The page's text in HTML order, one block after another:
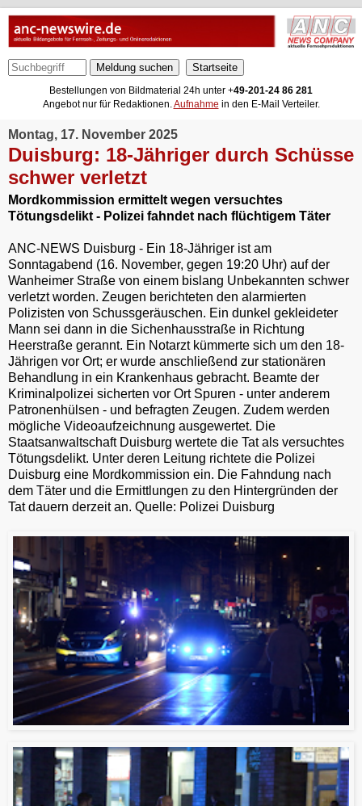
Meldung suchen
Bestellungen von Bildmaterial 24h unter +49-201-24 86 281
Angebot nur für Redaktionen.Aufnahme in den E-Mail Verteiler.
Montag, 17. November 2025
Duisburg: 18-Jähriger durch Schüsse
schwer verletzt
Mordkommission ermittelt wegen versuchtes
Tötungsdelikt - Polizei fahndet nach flüchtigem Täter
ANC-NEWS Duisburg - Ein 18-Jähriger ist am
Sonntagabend (16. November, gegen 19:20 Uhr) auf der
Wanheimer Straße von einem bislang Unbekannten schwer
verletzt worden. Zeugen berichteten den alarmierten
Polizisten von Schussgeräuschen. Ein dunkel gekleideter
Mann sei dann in die Sichenhausstraße in Richtung
Heerstraße gerannt. Ein Notarzt kümmerte sich um den 18-
Jährigen vor Ort; er wurde anschließend zur stationären
Behandlung in ein Krankenhaus gebracht. Beamte der
Kriminalpolizei sicherten vor Ort Spuren - unter anderem
Patronenhülsen - und befragten Zeugen. Zudem werden
mögliche Videoaufzeichnung ausgewertet. Die
Staatsanwaltschaft Duisburg wertete die Tat als versuchtes
Tötungsdelikt. Unter deren Leitung richtete die Polizei
Duisburg eine Mordkommission ein. Die Fahndung nach
dem Täter und die Ermittlungen zu den Hintergründen der
Tat dauern derzeit an. Quelle: Polizei Duisburg